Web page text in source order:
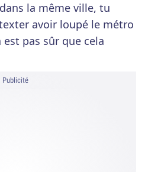
la même ville, tu
avoir loupé le métro
pas sûr que cela
Publicité